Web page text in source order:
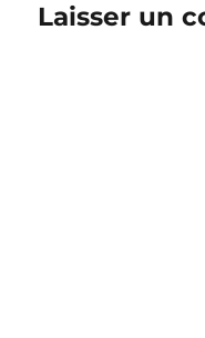
Laisser un